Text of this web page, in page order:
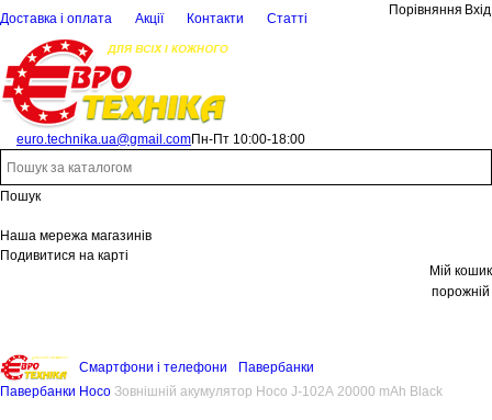
Доставка і оплата Акції Контакти Статті
Порівняння Вхід
euro.technika.ua@gmail.comПн-Пт 10:00-18:00
Пошук
Наша мережа магазинів
Подивитися на карті
Мій кошик
порожній
Смартфони і телефони
Павербанки
Павербанки Hoco Зовнішній акумулятор Hoco J-102A 20000 mAh Black